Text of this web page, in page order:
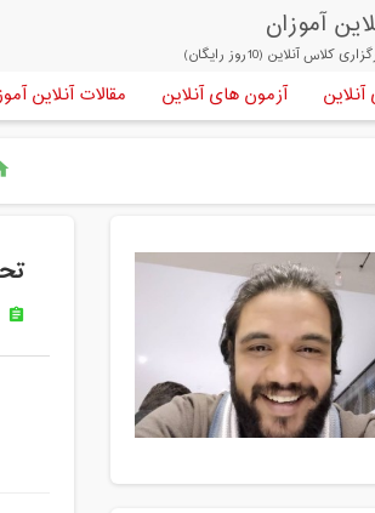
آموزان
کلاس آنلاین (10روز رایگان)
آزمون های آنلاین مقالات آنلاین
assignment